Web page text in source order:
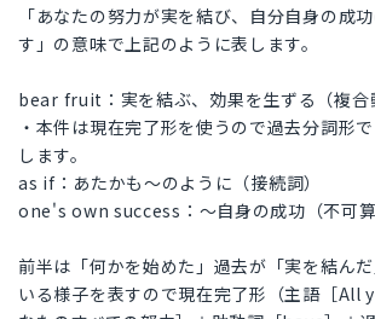
「あなたの努力が実を結び、自分自身の成
す」の意味で上記のように表します。
bear fruit：実を結ぶ、効果を生ずる（複合
・本件は現在完了形を使うので過去分詞
します。
as if：あたかも～のように（接続詞）
one's own success：～自身の成功（不可算
前半は「何かを始めた」過去が「実を結ん
いる様子を表すので現在完了形（主語［